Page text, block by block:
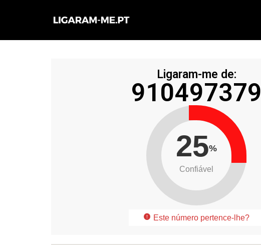
para
Ligaram-me de:
910497379
25%
Confiável
Este número pertence-lhe?